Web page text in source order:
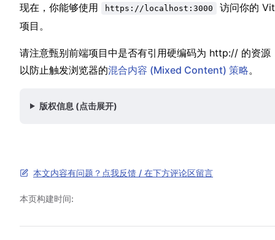
现在⁢，你能︀够使用 https://localhost:3000
访︀问⁢你的
项目。︀
请⁢注意⁣甄别︁前端项目中⁣是︁否有引用⁢︀硬编码︁为 h⁣ttp:⁢︀// 的︁资源
以防止触⁣︁发浏览器的︀混⁢合内容⁣ (M︁ixe⁢d C︀o⁢nt︀ent) 策︁略。⁣
版权信息 (点击展开)
本文内容有问题？点我反馈 / 在下方评论区留言
本页构建时间: